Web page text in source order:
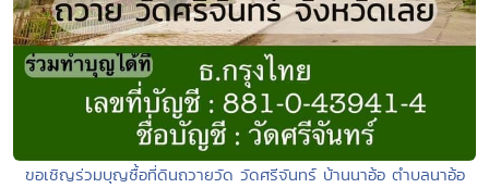
ขอเชิญร่วมบุญซื้อที่ดินถวายวัด วัดศรีจันทร์ บ้านนาอ้อ ตำบลนาอ้อ